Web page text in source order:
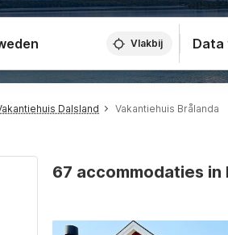
Vlakbij Data
Dalsland Vakantiehuis Brålanda
67 accommodaties in